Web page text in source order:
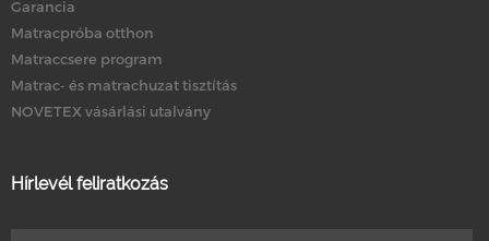
Garancia
Matracpróba otthon
Matraccsere program
Matrac- és matrachuzat tisztítás
NOVETEX vásárlási utalvány
Hírlevél feliratkozás